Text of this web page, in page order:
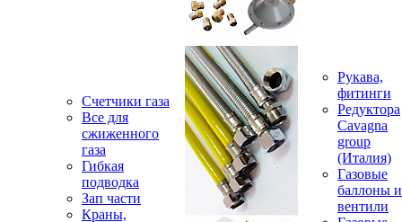
Счетчики газа
Все для
сжиженного
газа
Гибкая
подводка
Зап части
Краны,
Рукава,
фитинги
Редуктора
Cavagna
group
(Италия)
Газовые
баллоны и
вентили